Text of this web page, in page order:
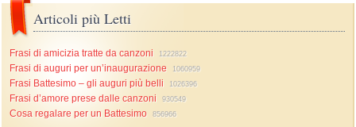
Articoli più Letti
Frasi di amicizia tratte da canzoni 1222822
Frasi di auguri per un’inaugurazione 1060959
Frasi Battesimo – gli auguri più belli 1026396
Frasi d’amore prese dalle canzoni 930549
Cosa regalare per un Battesimo 856966